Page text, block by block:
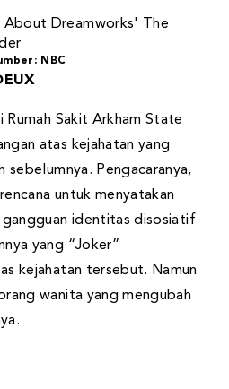
NBC
Sakit Arkham State
atas kejahatan yang
sebelumnya. Pengacaranya,
untuk menyatakan
gangguan identitas disosiatif
yang “Joker”
kejahatan tersebut. Namun
wanita yang mengubah